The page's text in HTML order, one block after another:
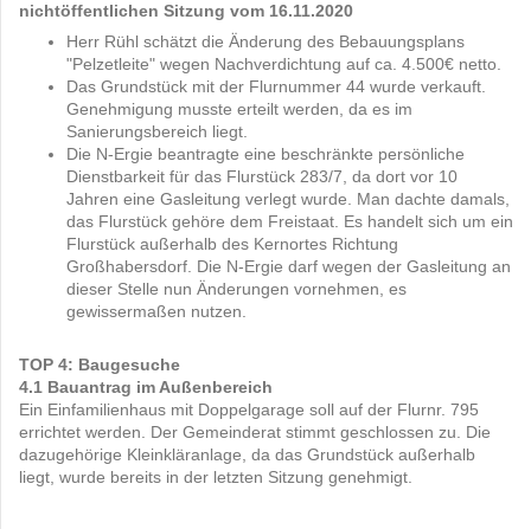
nichtöffentlichen Sitzung vom 16.11.2020
Herr Rühl schätzt die Änderung des Bebauungsplans
"Pelzetleite" wegen Nachverdichtung auf ca. 4.500€ netto.
Das Grundstück mit der Flurnummer 44 wurde verkauft.
Genehmigung musste erteilt werden, da es im
Sanierungsbereich liegt.
Die N-Ergie beantragte eine beschränkte persönliche
Dienstbarkeit für das Flurstück 283/7, da dort vor 10
Jahren eine Gasleitung verlegt wurde. Man dachte damals,
das Flurstück gehöre dem Freistaat. Es handelt sich um ein
Flurstück außerhalb des Kernortes Richtung
Großhabersdorf. Die N-Ergie darf wegen der Gasleitung an
dieser Stelle nun Änderungen vornehmen, es
gewissermaßen nutzen.
TOP 4: Baugesuche
4.1 Bauantrag im Außenbereich
Ein Einfamilienhaus mit Doppelgarage soll auf der Flurnr. 795
errichtet werden. Der Gemeinderat stimmt geschlossen zu. Die
dazugehörige Kleinkläranlage, da das Grundstück außerhalb
liegt, wurde bereits in der letzten Sitzung genehmigt.